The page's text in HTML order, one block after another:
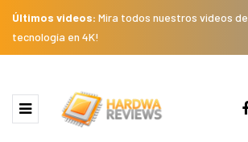
Últimos videos: Mira todos nuestros videos de
tecnología en 4K!